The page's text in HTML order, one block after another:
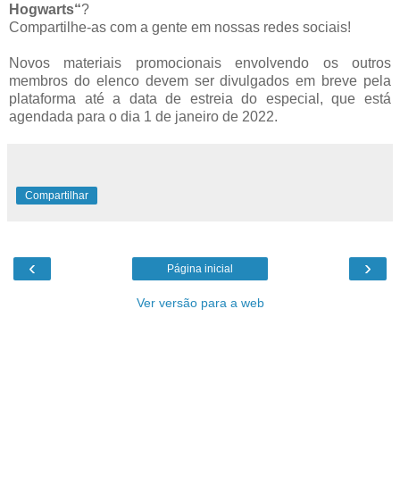
Hogwarts“?
Compartilhe-as com a gente em nossas redes sociais!
Novos materiais promocionais envolvendo os outros
membros do elenco devem ser divulgados em breve pela
plataforma até a data de estreia do especial, que está
agendada para o dia 1 de janeiro de 2022.
Compartilhar
‹ ›
Página inicial
Ver versão para a web